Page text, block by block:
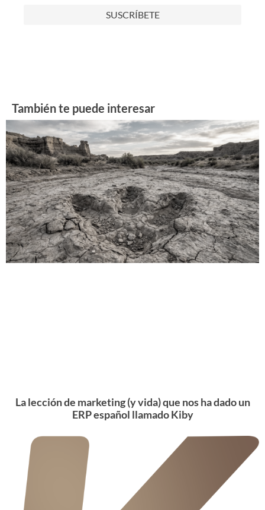
También te puede interesar
La lección de marketing (y vida) que nos ha dado un
ERP español llamado Kiby